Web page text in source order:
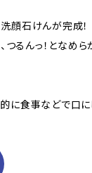
顔石けんが完成！
るんっ！となめら
に食事などで口に